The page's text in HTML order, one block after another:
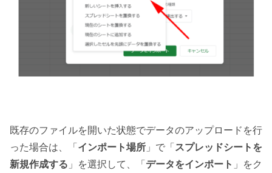
既存のファイルを開いた状態でデータのアップロードを行
った場合は、「 インポート場所 」で「 スプレッドシートを
新規作成する 」を選択して、「 データをインポート 」をク